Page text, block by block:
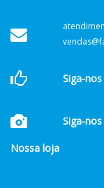
Siga-
Siga-
Nossa loja